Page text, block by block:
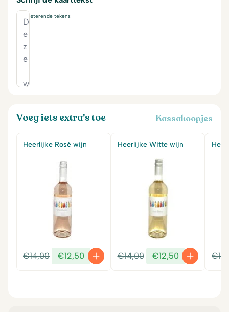
resterende tekens
Voeg iets extra's toe Kassakoopjes
Heerlijke Rosé wijn
€14,00
Oorspronkelijke
prijs
€12,50
Huidige
prijs
Heerlijke Witte wijn
€14,00
Oorspronkelijke
prijs
€12,50
Huidige
prijs
€